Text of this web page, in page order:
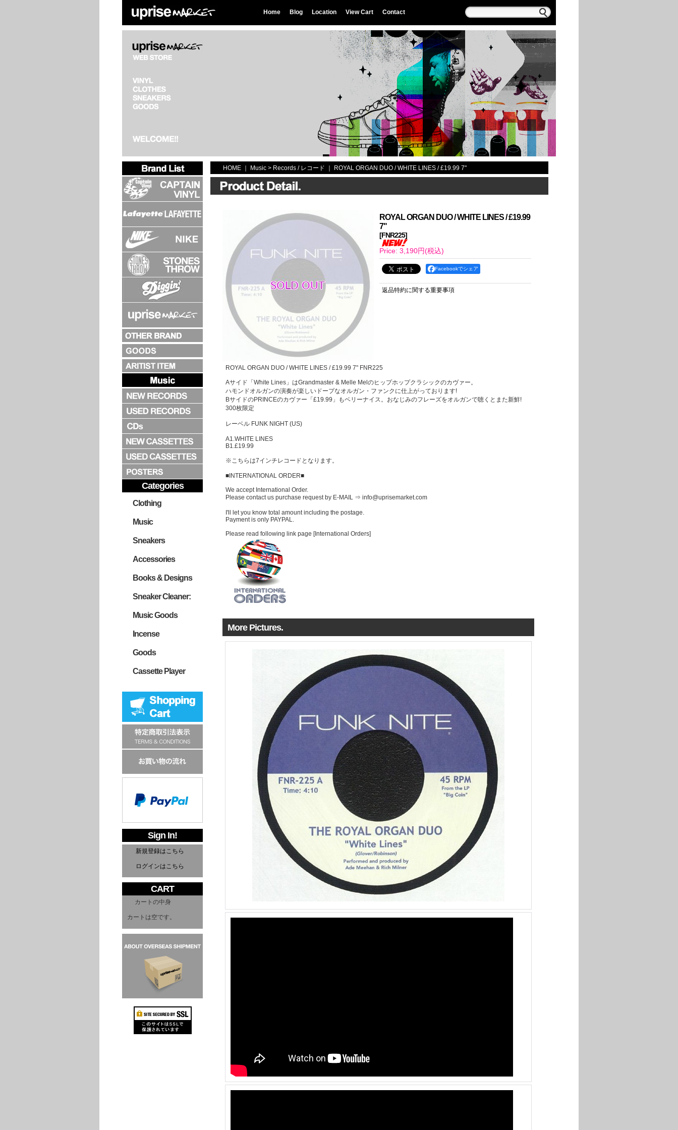
Home Blog Location View Cart Contact
Categories
Clothing
Music
Sneakers
Accessories
Books & Designs
Sneaker Cleaner:
Music Goods
Incense
Goods
Cassette Player
Sign In!
新規登録はこちら
ログインはこちら
CART
カートの中身
カートは空です。
HOME ｜ Music > Records / レコード ROYAL ORGAN DUO / WHITE LINES / £19.99 7"
ROYAL ORGAN DUO / WHITE LINES / £19.99
7"
[FNR225]
Price: 3,190円(税込)
Facebookでシェア
返品特約に関する重要事項
ROYAL ORGAN DUO / WHITE LINES / £19.99 7" FNR225
Aサイド「White Lines」はGrandmaster & Melle Melのヒップホップクラシックのカヴァー。
ハモンドオルガンの演奏が楽しいドープなオルガン・ファンクに仕上がっております!
BサイドのPRINCEのカヴァー「£19.99」もベリーナイス。おなじみのフレーズをオルガンで聴くとまた新鮮!
300枚限定
レーベル FUNK NIGHT (US)
A1.WHITE LINES
B1.£19.99
※こちらは7インチレコードとなります。
■INTERNATIONAL ORDER■
We accept International Order.
Please contact us purchase request by E-MAIL ⇒ info@uprisemarket.com
I'll let you know total amount including the postage.
Payment is only PAYPAL.
Please read following link page [International Orders]
More Pictures.